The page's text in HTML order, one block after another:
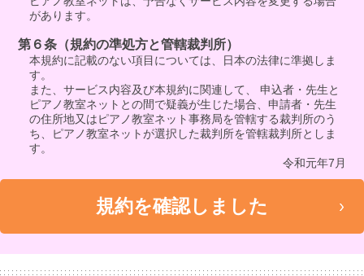
があります。
第６条（規約の準処方と管轄裁判所）
本規約に記載のない項目については、日本の法律に準拠しま
す。
また、サービス内容及び本規約に関連して、 申込者・先生と
ピアノ教室ネットとの間で疑義が生じた場合、申請者・先生
の住所地又はピアノ教室ネット事務局を管轄する裁判所のう
ち、ピアノ教室ネットが選択した裁判所を管轄裁判所としま
す。
令和元年7月